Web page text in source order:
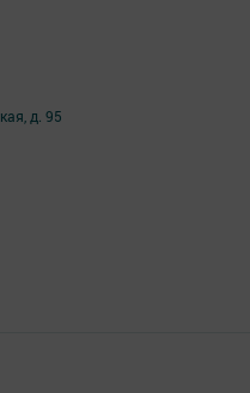
д. 95